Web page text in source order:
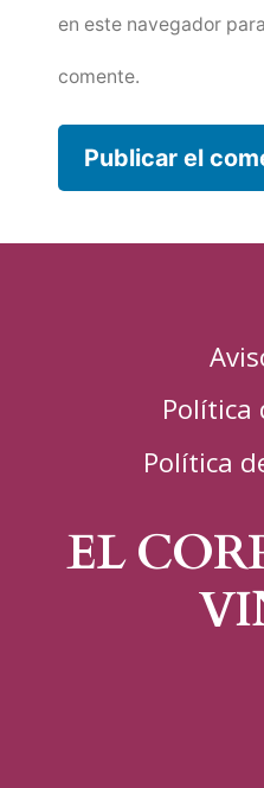
en este navegador
comente.
Política
Política
EL